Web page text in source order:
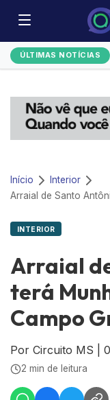
ÚLTIMAS NOTÍCIAS
Início
Interior
INTERIOR
Arraial
terá
Campo
Por Circuito MS
2 min de leitura